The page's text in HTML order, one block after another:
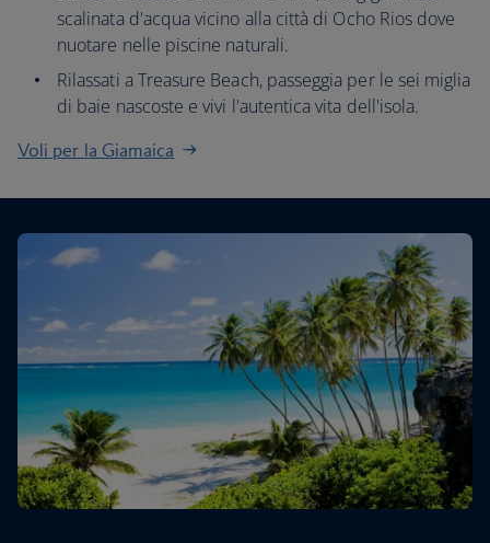
scalinata d'acqua vicino alla città di Ocho Rios dove
nuotare nelle piscine naturali.
Rilassati a Treasure Beach, passeggia per le sei miglia
di baie nascoste e vivi l'autentica vita dell'isola.
Voli per la Giamaica